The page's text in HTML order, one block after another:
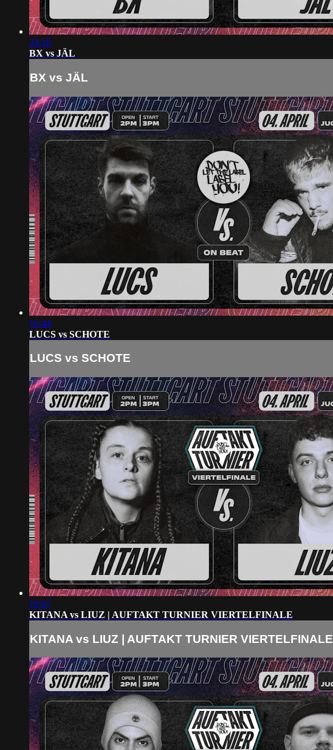
24:18
BX vs JÄL
BX vs JÄL
10:44
LUCS vs SCHOTE
LUCS vs SCHOTE
19:07
KITANA vs LIUZ | AUFTAKT TURNIER VIERTELFINALE
KITANA vs LIUZ | AUFTAKT TURNIER VIERTELFINALE